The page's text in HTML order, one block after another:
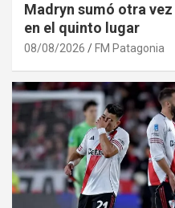
Madryn sumó otra
en el quinto lugar
08/08/2026 FM Patagonia